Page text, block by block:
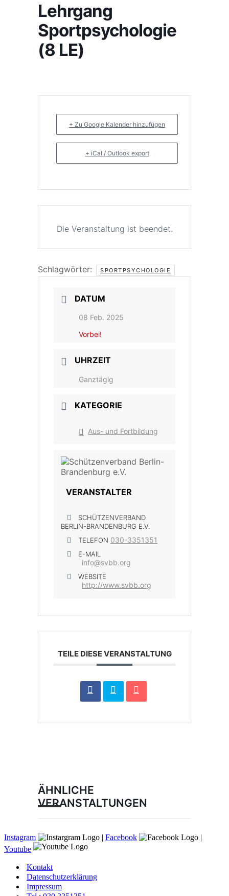
Lehrgang
Sportpsychologie
(8 LE)
+ Zu Google Kalender hinzufügen
+ iCal / Outlook export
Die Veranstaltung ist beendet.
Schlagwörter: SPORTPSYCHOLOGIE
DATUM
08 Feb. 2025
Vorbei!
UHRZEIT
Ganztägig
KATEGORIE
Aus- und Fortbildung
VERANSTALTER
SCHÜTZENVERBAND
BERLIN-BRANDENBURG E.V.
TELEFON 030-3351351
E-MAIL
info@svbb.org
WEBSITE
http://www.svbb.org
TEILE DIESE VERANSTALTUNG
ÄHNLICHE
VERANSTALTUNGEN
Instagram | Facebook
|
Youtube
Kontakt
Datenschutzerklärung
Impressum